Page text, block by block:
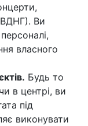
ВДНГ). Ви
власного
Будь то
в центрі, ви
під
виконувати